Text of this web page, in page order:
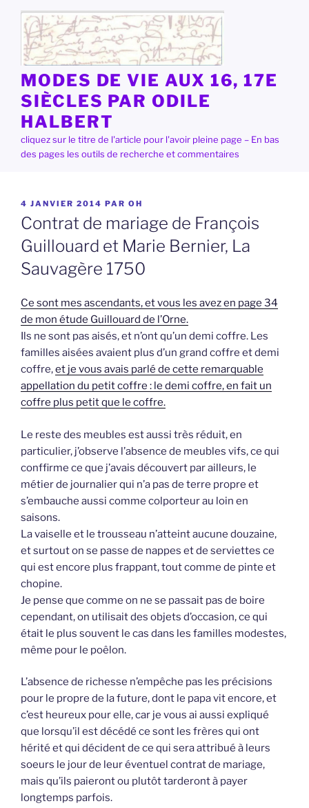
contenu
principal
MODES DE VIE AUX 16, 17E
SIÈCLES PAR ODILE
HALBERT
cliquez sur le titre de l'article pour l'avoir pleine page – En bas
des pages les outils de recherche et commentaires
PUBLIÉ
LE
4 JANVIER 2014 PAR OH
Contrat de mariage de François
Guillouard et Marie Bernier, La
Sauvagère 1750
Ce sont mes ascendants, et vous les avez en page 34
de mon étude Guillouard de l’Orne.
Ils ne sont pas aisés, et n’ont qu’un demi coffre. Les
familles aisées avaient plus d’un grand coffre et demi
coffre,et je vous avais parlé de cette remarquable
appellation du petit coffre : le demi coffre, en fait un
coffre plus petit que le coffre.
Le reste des meubles est aussi très réduit, en
particulier, j’observe l’absence de meubles vifs, ce qui
conffirme ce que j’avais découvert par ailleurs, le
métier de journalier qui n’a pas de terre propre et
s’embauche aussi comme colporteur au loin en
saisons.
La vaiselle et le trousseau n’atteint aucune douzaine,
et surtout on se passe de nappes et de serviettes ce
qui est encore plus frappant, tout comme de pinte et
chopine.
Je pense que comme on ne se passait pas de boire
cependant, on utilisait des objets d’occasion, ce qui
était le plus souvent le cas dans les familles modestes,
même pour le poêlon.
L’absence de richesse n’empêche pas les précisions
pour le propre de la future, dont le papa vit encore, et
c’est heureux pour elle, car je vous ai aussi expliqué
que lorsqu’il est décédé ce sont les frères qui ont
hérité et qui décident de ce qui sera attribué à leurs
soeurs le jour de leur éventuel contrat de mariage,
mais qu’ils paieront ou plutôt tarderont à payer
longtemps parfois.